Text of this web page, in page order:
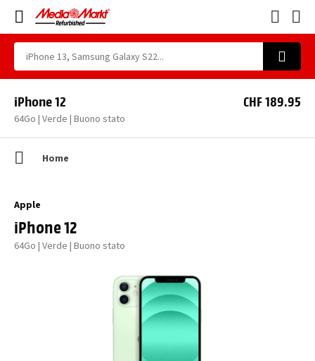
iPhone 12
64Go | Verde | Buono stato
CHF 189.95
Home
Apple
iPhone 12
64Go | Verde | Buono stato